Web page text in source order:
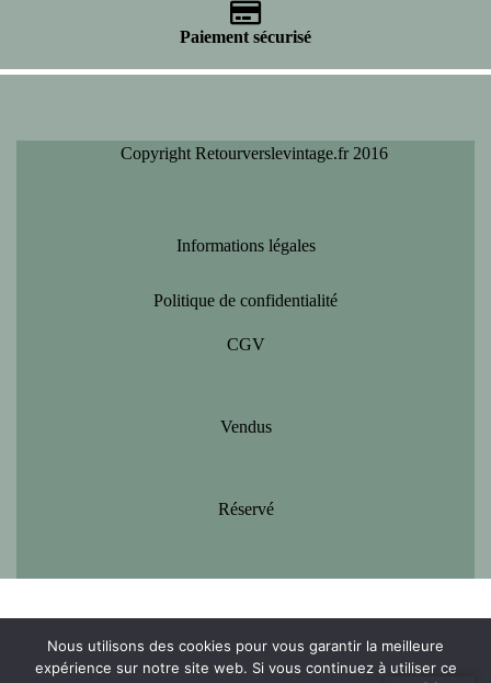
Paiement sécurisé
Copyright Retourverslevintage.fr 2016
Informations légales
Politique de confidentialité
CGV
Vendus
Réservé
Nous utilisons des cookies pour vous garantir la meilleure
expérience sur notre site web. Si vous continuez à utiliser ce